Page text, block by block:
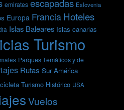
emirates escapadas Eslovenia
Europa Francia Hoteles
Islas Baleares Islas canarias
Turismo
Parques Temáticos y de
Rutas Sur América
Turismo Histórico USA
Vuelos